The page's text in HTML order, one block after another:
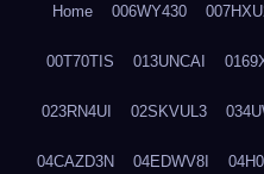
Home 006WY430
00T70TIS 013UNCAI
023RN4UI 02SKVUL3
04CAZD3N 04EDWV8I